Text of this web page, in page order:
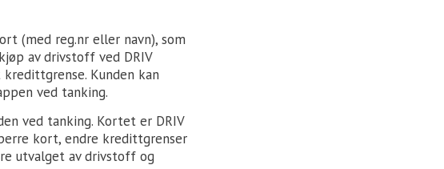
(med reg.nr eller navn), som
av drivstoff ved DRIV
Kunden kan
ved tanking.
ved tanking. Kortet er DRIV
kort, endre kredittgrenser
utvalget av drivstoff og